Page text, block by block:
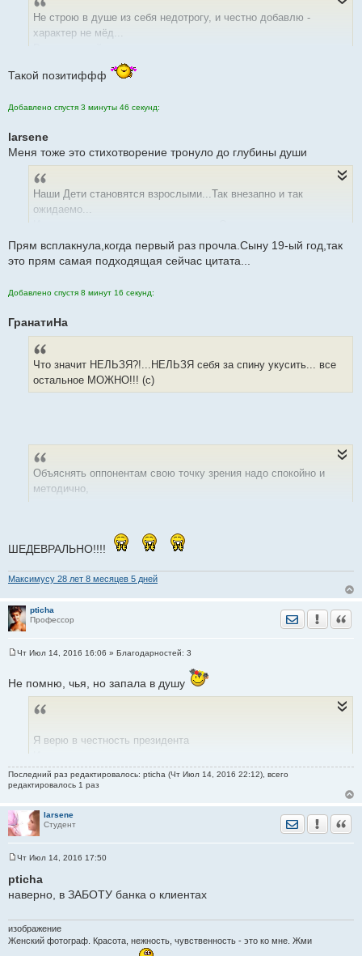
Не строю в душе из себя недотрогу, и честно добавлю -
характер не мёд...
Такой позитиффф
Добавлено спустя 3 минуты 46 секунд:
larsene
Меня тоже это стихотворение тронуло до глубины души
Наши Дети становятся взрослыми...Так внезапно и так
ожидаемо...
Как Они взрослеют решительно... Не боясь ничего на свете...
Боже... Пусть Они будут счастливы...
Повзрослевшие наши Дети..
Прям всплакнула,когда первый раз прочла.Сыну 19-ый год,так
это прям самая подходящая сейчас цитата...
Добавлено спустя 8 минут 16 секунд:
ГранатиНа
Что значит НЕЛЬЗЯ?!...НЕЛЬЗЯ себя за спину укусить... все
остальное МОЖНО!!! (с)
Объяснять оппонентам свою точку зрения надо спокойно и
методично,
ШЕДЕВРАЛЬНО!!!!
Максимусу 28 лет 8 месяцев 5 дней
pticha
Профессор
Отправить
б
Чт Июл 14, 2016 16:06 » Благодарностей: 3
Не помню, чья, но запала в душу
Я верю в честность президента
В заботу банка о клиентах...
В русалок верю, в домовых...
Последний раз редактировалось: pticha (Чт Июл 14, 2016 22:12), всего
редактировалось 1 раз
larsene
Студент
Отправить
о
о
б
н
и
е
Чт Июл 14, 2016 17:50
pticha
наверно, в ЗАБОТУ банка о клиентах
изображение
Женский фотограф. Красота, нежность, чувственность - это ко мне. Жми